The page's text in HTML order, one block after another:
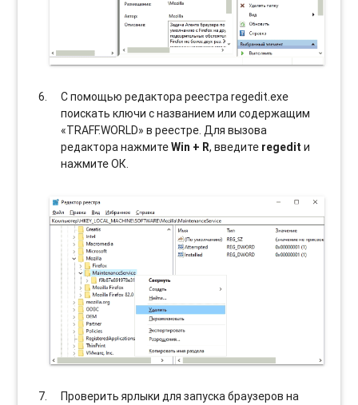
С помощью редактора реестра regedit.exe
поискать ключи с названием или содержащим
«TRAFF.WORLD» в реестре. Для вызова
редактора нажмитеWin + R, введите regedit и
нажмите ОК.
Проверить ярлыки для запуска браузеров на